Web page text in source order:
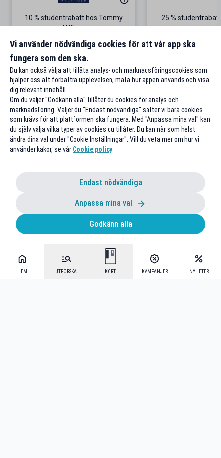
HEM UTFORSKA KORT KAMPANJER NYHETER
10 % studentrabatt hos Tommy
Hilfiger
Gäller på ordinarie pris
Till rabatten
25 %
Vi använder nödvändiga cookies för att vår app ska
fungera som den ska.
Du kan också välja att tillåta analys- och marknadsföringscookies som
hjälper oss att förbättra upplevelsen, mäta hur appen används och visa
dig relevant innehåll.
Om du väljer "Godkänn alla" tillåter du cookies för analys och
marknadsföring. Väljer du "Endast nödvändiga" sätter vi bara cookies
som krävs för att plattformen ska fungera. Med "Anpassa mina val" kan
du själv välja vilka typer av cookies du tillåter. Du kan när som helst
ändra dina val under "Cookie Inställningar". Vill du veta mer om hur vi
använder kakor, se vår Cookie policy
Endast nödvändiga
Anpassa mina val
Godkänn alla